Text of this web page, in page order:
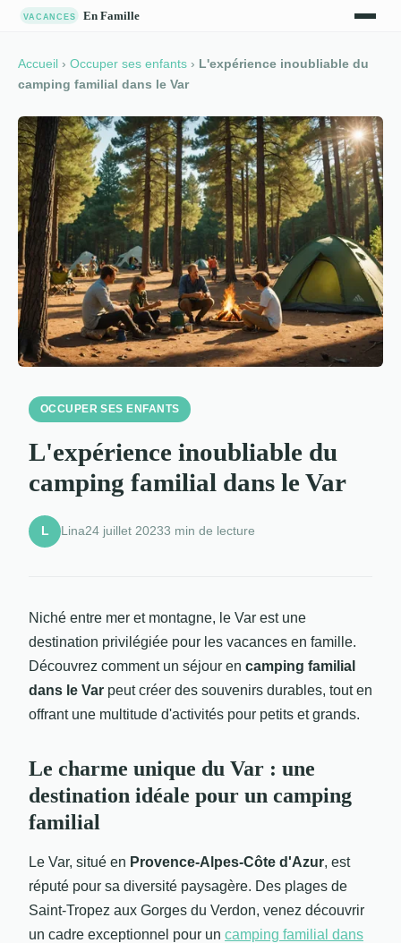
Accueil › Occuper ses enfants › L'expérience inoubliable du
camping familial dans le Var
OCCUPER SES ENFANTS
L'expérience inoubliable du
camping familial dans le Var
L Lina24 juillet 20233 min de lecture
Niché entre mer et montagne, le Var est une
destination privilégiée pour les vacances en famille.
Découvrez comment un séjour en camping familial
dans le Var peut créer des souvenirs durables, tout en
offrant une multitude d'activités pour petits et grands.
Le charme unique du Var : une
destination idéale pour un camping
familial
Le Var, situé en Provence-Alpes-Côte d'Azur, est
réputé pour sa diversité paysagère. Des plages de
Saint-Tropez aux Gorges du Verdon, venez découvrir
un cadre exceptionnel pour un camping familial dans